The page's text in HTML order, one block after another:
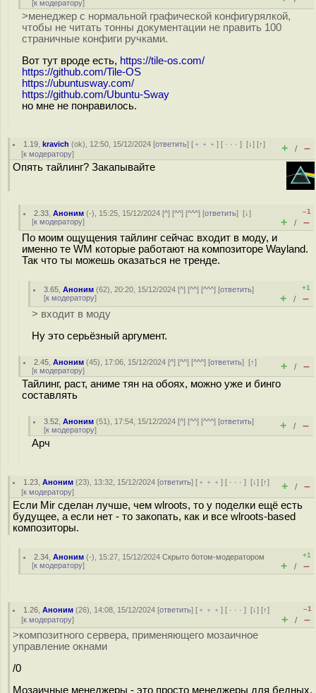
[к модератору]
>менеджер с нормальной графической конфигурялкой,
чтобы не читать тонны документации не править 100
страничные конфиги ручками.
Вот тут вроде есть, https://tile-os.com/
https://github.com/Tile-OS
https://ubuntusway.com/
https://github.com/Ubuntu-Sway
но мне не понравилось.
1.19 ,kravich (ok), 12:50, 15/12/2024 [ответить] [ ﹢﹢﹢] [ · · ·][↓] [↑]
[к модератору] + / –
Опять тайлинг? Закапывайте
2.33 ,Аноним (-), 15:25, 15/12/2024 [^] [^^] [^^^] [ответить][↓]
[к модератору]
–1
+ / –
По моим ощущения тайлинг сейчас входит в моду, и
именно те WM которые работают на композиторе Wayland.
Так что ты можешь оказаться не тренде.
3.65 ,Аноним (62), 20:20, 15/12/2024 [^] [^^] [^^^] [ответить]
[к модератору]
+1
+ / –
> входит в моду
Ну это серьёзный аргумент.
2.45 ,Аноним (45), 17:06, 15/12/2024 [^] [^^] [^^^] [ответить][↑]
[к модератору] + / –
Тайлинг, раст, аниме тян на обоях, можно уже и бинго
составлять
3.52 ,Аноним (51), 17:54, 15/12/2024 [^] [^^] [^^^] [ответить]
[к модератору] + / –
Арч
1.23 ,Аноним (23), 13:32, 15/12/2024 [ответить] [ ﹢﹢﹢] [ · · ·][↓] [↑]
[к модератору] + / –
Если Mir сделан лучше, чем wlroots, то у поделки ещё есть
будущее, а если нет - то закопать, как и все wlroots-based
композиторы.
2.34 ,Аноним (-), 15:27, 15/12/2024Скрыто ботом-модератором
[к модератору]
+1
+ / –
1.26 ,Аноним (26), 14:08, 15/12/2024 [ответить] [ ﹢﹢﹢] [ · · ·][↓] [↑]
[к модератору]
–1
+ / –
>композитного сервера, применяющего мозаичное
управление окнами
/0
Мозаичные менеджеры - это просто менеджеры для бедных,